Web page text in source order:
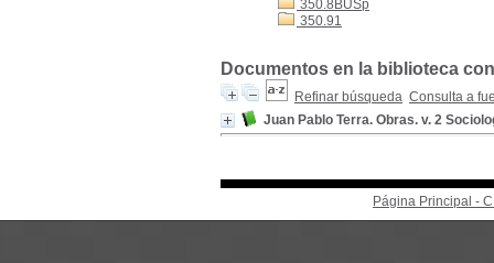
350.8BUSp
350.91
Documentos en la biblioteca
Refinar búsqueda Consulta a
Juan Pablo Terra. Obras. v. 2
Página Principal -